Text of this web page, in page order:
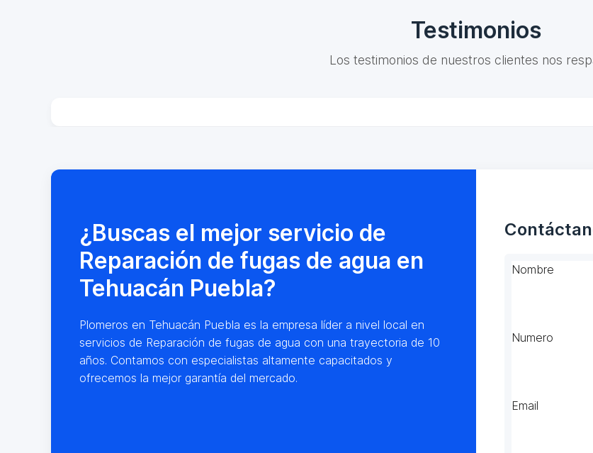
Testimonios
Los testimonios de nuestros clientes nos
¿Buscas el mejor servicio de
Reparación de fugas de agua en
Tehuacán Puebla?
Plomeros en Tehuacán Puebla es la empresa líder a nivel local en
servicios de Reparación de fugas de agua con una trayectoria de 10
años. Contamos con especialistas altamente capacitados y
ofrecemos la mejor garantía del mercado.
Nombre
Numero
Email